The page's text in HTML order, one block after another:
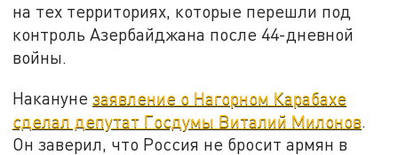
на тех территориях, которые перешли под
контроль Азербайджана после 44-дневной
войны.
Наканунезаявление о Нагорном Карабахе
сделал депутат Госдумы Виталий Милонов.
Он заверил, что Россия не бросит армян в